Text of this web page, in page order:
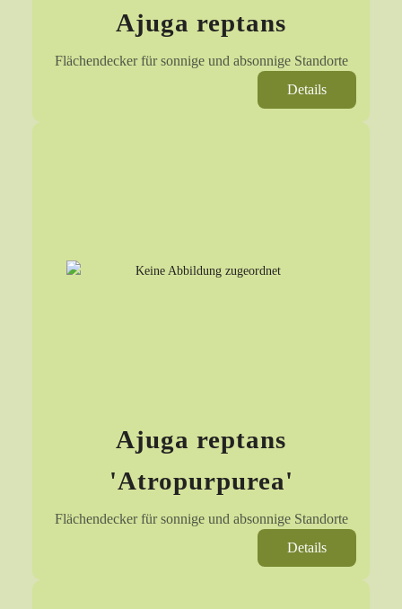
Ajuga reptans
Flächendecker für sonnige und absonnige Standorte
Details
Ajuga reptans
'Atropurpurea'
Flächendecker für sonnige und absonnige Standorte
Details